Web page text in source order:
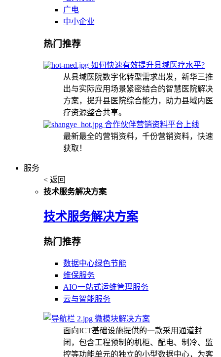
广电
中小企业
热门推荐
如何快速有效提升县域医疗水平?
从县域医院数字化转型需求出发，新华三推
出与实际应用场景紧密结合的智慧医院解决
方案，提升县医院综合能力，助力县域内医
疗资源整合共享。
合作伙伴营销资料平台上线
最新最全的营销资料，千份营销资料，快速
获取！
服务
< 返回
技术服务解决方案
技术服务解决方案
热门推荐
数据中心绿色节能
维保服务
AIO一站式运维管理服务
云与智能服务
微模块解决方案
面向ICT基础设施提供的一款采用通道封
闭，包含工程预制的机柜、配电、制冷、监
控等功能单元的独立的小型数据中心，为客